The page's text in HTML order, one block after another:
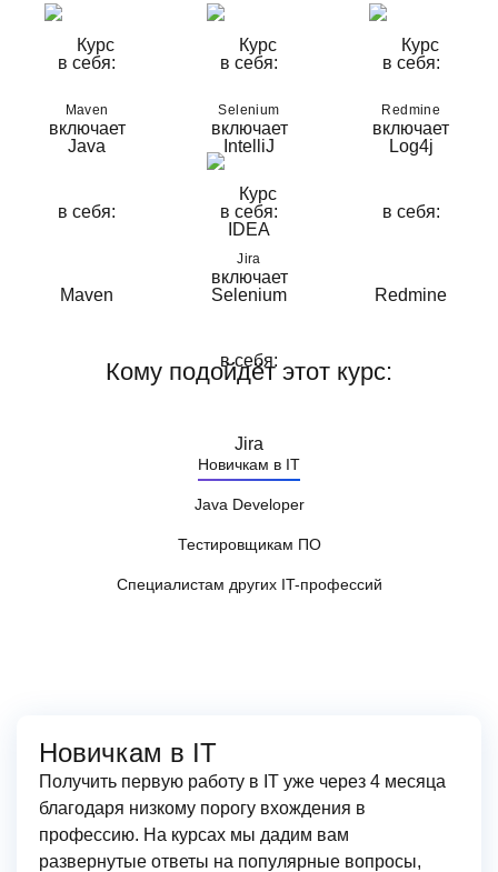
Maven Selenium Redmine
Jira
Кому подойдёт этот курс:
Новичкам в IT
Java Developer
Тестировщикам ПО
Специалистам других IT-профессий
Новичкам в IT
Получить первую работу в IT уже через 4 месяца
благодаря низкому порогу вхождения в
профессию. На курсах мы дадим вам
развернутые ответы на популярные вопросы,